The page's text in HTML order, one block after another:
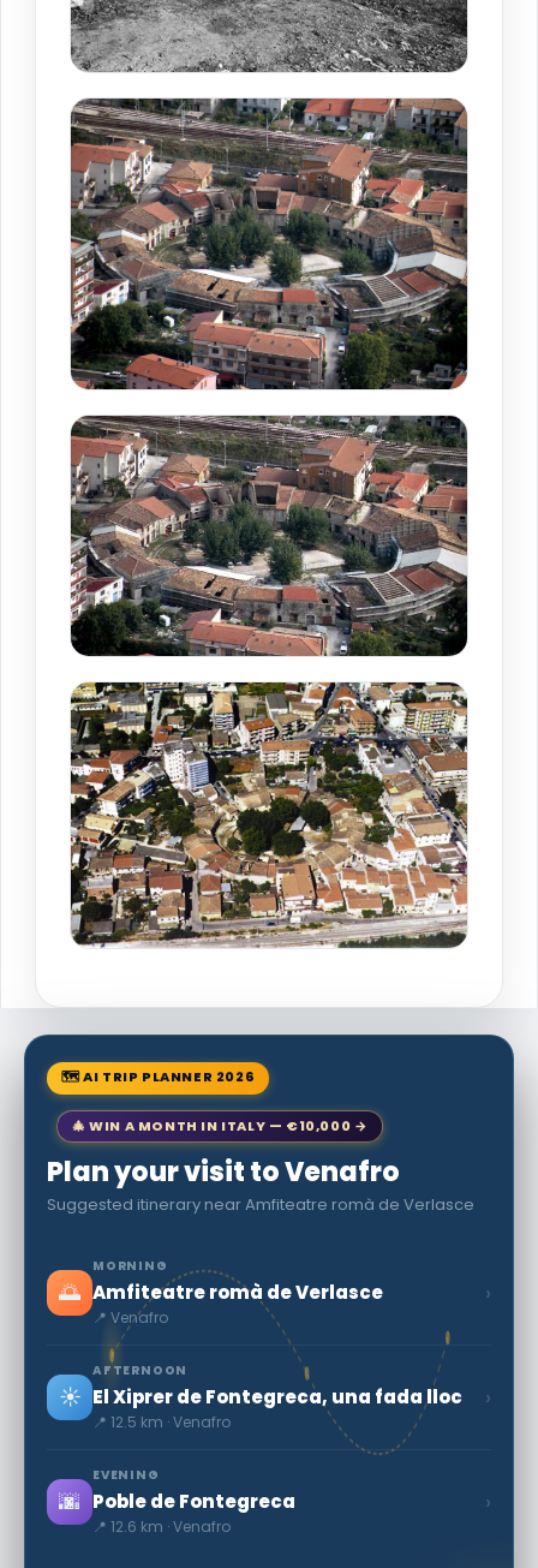
🗺 AI TRIP PLANNER 2026
🎄 WIN A MONTH IN ITALY — €10,000 →
Plan your visit to Venafro
Suggested itinerary near Amfiteatre romà de Verlasce
🌅
MORNING
Amfiteatre romà de Verlasce
📍 Venafro
›
☀️
AFTERNOON
El Xiprer de Fontegreca, una fada lloc
📍 12.5 km · Venafro
›
🌆
EVENING
Poble de Fontegreca
📍 12.6 km · Venafro
›